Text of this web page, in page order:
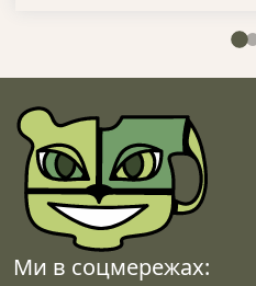
Ми в соцмережах: